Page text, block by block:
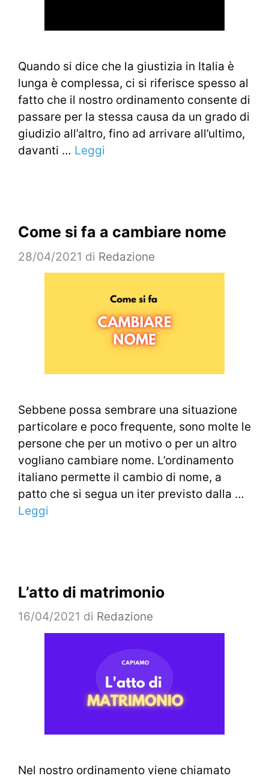
Quando si dice che la giustizia in Italia è
lunga è complessa, ci si riferisce spesso al
fatto che il nostro ordinamento consente di
passare per la stessa causa da un grado di
giudizio all’altro, fino ad arrivare all’ultimo,
davanti … Leggi
Come si fa a cambiare nome
28/04/2021 di Redazione
Sebbene possa sembrare una situazione
particolare e poco frequente, sono molte le
persone che per un motivo o per un altro
vogliano cambiare nome. L’ordinamento
italiano permette il cambio di nome, a
patto che si segua un iter previsto dalla …
Leggi
L’atto di matrimonio
16/04/2021 di Redazione
Nel nostro ordinamento viene chiamato